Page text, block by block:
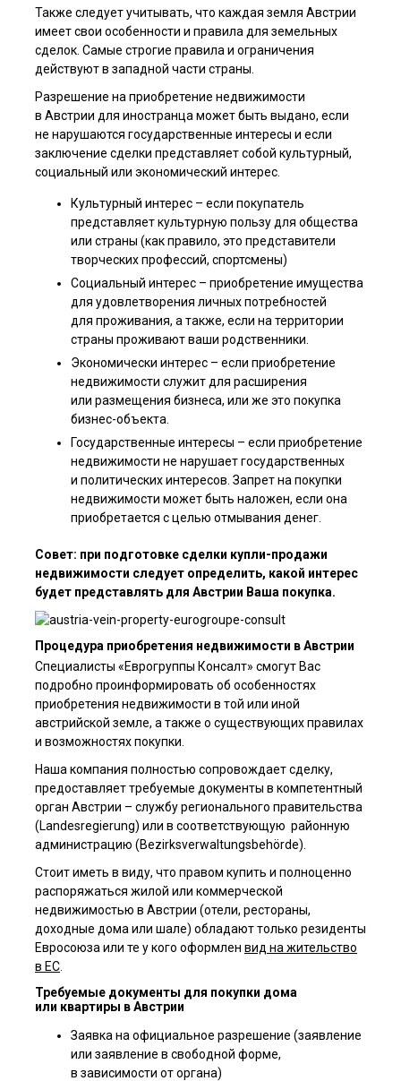
Также следует учитывать, что каждая земля Австрии
имеет свои особенности и правила для земельных
сделок. Самые строгие правила и ограничения
действуют в западной части страны.
Разрешение на приобретение недвижимости
в Австрии для иностранца может быть выдано, если
не нарушаются государственные интересы и если
заключение сделки представляет собой культурный,
социальный или экономический интерес.
Культурный интерес – если покупатель
представляет культурную пользу для общества
или страны (как правило, это представители
творческих профессий, спортсмены)
Социальный интерес – приобретение имущества
для удовлетворения личных потребностей
для проживания, а также, если на территории
страны проживают ваши родственники.
Экономически интерес – если приобретение
недвижимости служит для расширения
или размещения бизнеса, или же это покупка
бизнес-объекта.
Государственные интересы – если приобретение
недвижимости не нарушает государственных
и политических интересов. Запрет на покупки
недвижимости может быть наложен, если она
приобретается с целью отмывания денег.
Совет: при подготовке сделки купли-продажи
недвижимости следует определить, какой интерес
будет представлять для Австрии Ваша покупка.
Процедура приобретения недвижимости в Австрии
Специалисты «Еврогруппы Консалт» смогут Вас
подробно проинформировать об особенностях
приобретения недвижимости в той или иной
австрийской земле, а также о существующих правилах
и возможностях покупки.
Наша компания полностью сопровождает сделку,
предоставляет требуемые документы в компетентный
орган Австрии – службу регионального правительства
(Landesregierung) или в соответствующую районную
администрацию (Bezirksverwaltungsbehörde).
Стоит иметь в виду, что правом купить и полноценно
распоряжаться жилой или коммерческой
недвижимостью в Австрии (отели, рестораны,
доходные дома или шале) обладают только резиденты
Евросоюза или те у кого оформлен вид на жительство
в ЕС
Требуемые документы для покупки дома
или квартиры в Австрии
Заявка на официальное разрешение (заявление
или заявление в свободной форме,
в зависимости от органа)